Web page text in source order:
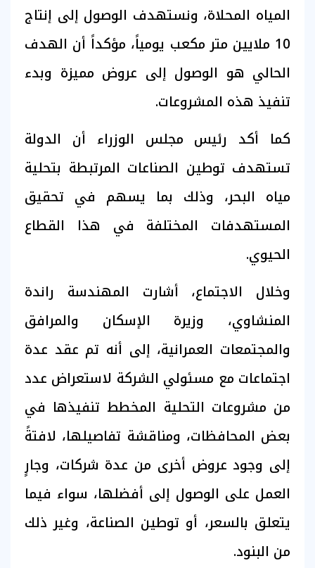
المياه المحلاة، ونستهدف الوصول إلى إنتاج
10 ملايين متر مكعب يومياً، مؤكداً أن الهدف
الحالي هو الوصول إلى عروض مميزة وبدء
تنفيذ هذه المشروعات.
كما أكد رئيس مجلس الوزراء أن الدولة
تستهدف توطين الصناعات المرتبطة بتحلية
مياه البحر، وذلك بما يسهم في تحقيق
المستهدفات المختلفة في هذا القطاع
الحيوي.
وخلال الاجتماع، أشارت المهندسة راندة
المنشاوي، وزيرة الإسكان والمرافق
والمجتمعات العمرانية، إلى أنه تم عقد عدة
اجتماعات مع مسئولي الشركة لاستعراض عدد
من مشروعات التحلية المخطط تنفيذها في
بعض المحافظات، ومناقشة تفاصيلها، لافتةً
إلى وجود عروض أخرى من عدة شركات، وجارٍ
العمل على الوصول إلى أفضلها، سواء فيما
يتعلق بالسعر، أو توطين الصناعة، وغير ذلك
من البنود.